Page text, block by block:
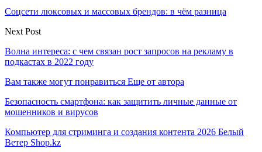
Соцсети люксовых и массовых брендов: в чём разница
Next Post
Волна интереса: с чем связан рост запросов на рекламу в
подкастах в 2022 году
Вам также могут понравиться Еще от автора
Безопасность смартфона: как защитить личные данные от
мошенников и вирусов
Компьютер для стриминга и создания контента 2026 Белый
Ветер Shop.kz